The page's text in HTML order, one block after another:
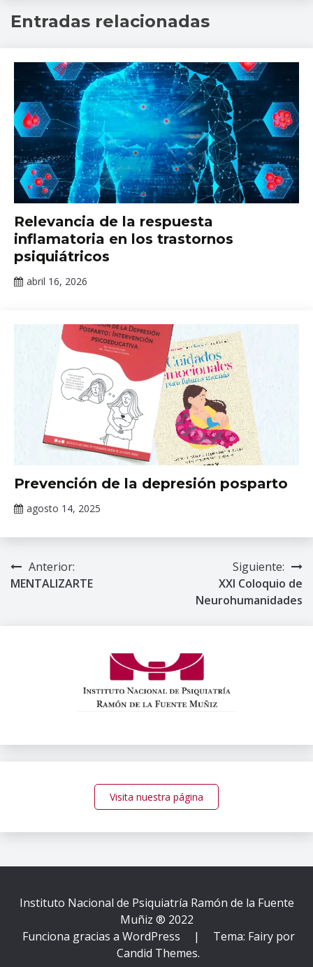
curso,
INPRFM,
padres,
parentales,
Programa
de
crianza,
Salud
Mental
Entradas relacionadas
Cursos
Relevancia de la respuesta
inflamatoria en los trastornos
psiquiátricos
abril 16, 2026
Cursos
Prevención de la depresión posparto
agosto 14, 2025
Gallardo
Navegación
Anterior:
MENTALIZARTE
Siguiente:
XXI Coloquio de
Neurohumanidades
Visita nuestra página
Instituto Nacional de Psiquiatría Ramón de la Fuente
Muñiz ® 2022
Funciona gracias a WordPress
|
Tema: Fairy por
Candid Themes.